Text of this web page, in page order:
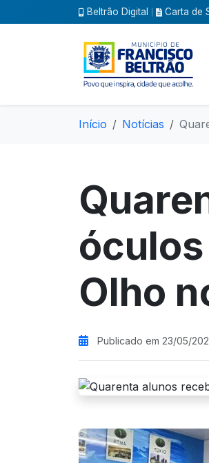
Beltrão Digital Carta de
Início Notícias
Olho
Publicado em 23/05/